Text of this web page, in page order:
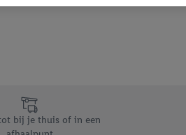
bij je thuis of in een
Lidl-diensten worden
om uw toestemming te allen tijde met
Je vindt het impressum hier.